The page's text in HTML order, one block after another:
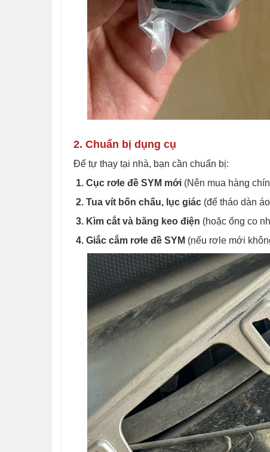
2. Chuẩn bị dụng cụ
Để tự thay tại nhà, bạn cần chuẩn bị:
1. Cục rơle đề SYM mới (Nên mua hàng
2. Tua vít bốn chấu, lục giác (để tháo dàn
3. Kìm cắt và băng keo điện (hoặc ống co
4. Giắc cắm rơle đề SYM (nếu rơle mới